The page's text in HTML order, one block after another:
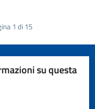
1 di 15
su questa